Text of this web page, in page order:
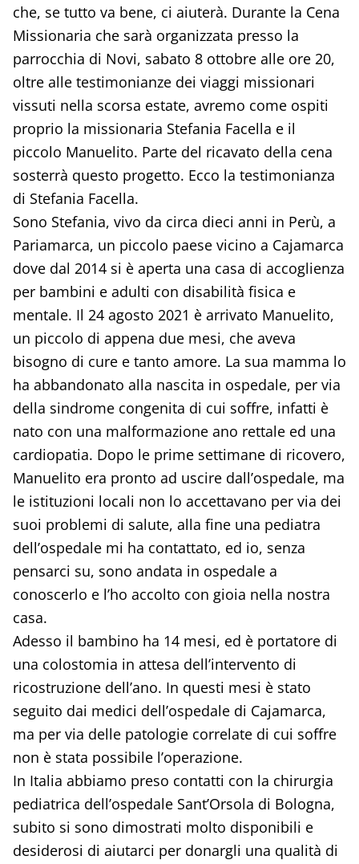
che, se tutto va bene, ci aiuterà. Durante la Cena
Missionaria che sarà organizzata presso la
parrocchia di Novi, sabato 8 ottobre alle ore 20,
oltre alle testimonianze dei viaggi missionari
vissuti nella scorsa estate, avremo come ospiti
proprio la missionaria Stefania Facella e il
piccolo Manuelito. Parte del ricavato della cena
sosterrà questo progetto. Ecco la testimonianza
di Stefania Facella.
Sono Stefania, vivo da circa dieci anni in Perù, a
Pariamarca, un piccolo paese vicino a Cajamarca
dove dal 2014 si è aperta una casa di accoglienza
per bambini e adulti con disabilità fisica e
mentale. Il 24 agosto 2021 è arrivato Manuelito,
un piccolo di appena due mesi, che aveva
bisogno di cure e tanto amore. La sua mamma lo
ha abbandonato alla nascita in ospedale, per via
della sindrome congenita di cui soffre, infatti è
nato con una malformazione ano rettale ed una
cardiopatia. Dopo le prime settimane di ricovero,
Manuelito era pronto ad uscire dall’ospedale, ma
le istituzioni locali non lo accettavano per via dei
suoi problemi di salute, alla fine una pediatra
dell’ospedale mi ha contattato, ed io, senza
pensarci su, sono andata in ospedale a
conoscerlo e l’ho accolto con gioia nella nostra
casa.
Adesso il bambino ha 14 mesi, ed è portatore di
una colostomia in attesa dell’intervento di
ricostruzione dell’ano. In questi mesi è stato
seguito dai medici dell’ospedale di Cajamarca,
ma per via delle patologie correlate di cui soffre
non è stata possibile l’operazione.
In Italia abbiamo preso contatti con la chirurgia
pediatrica dell’ospedale Sant’Orsola di Bologna,
subito si sono dimostrati molto disponibili e
desiderosi di aiutarci per donargli una qualità di